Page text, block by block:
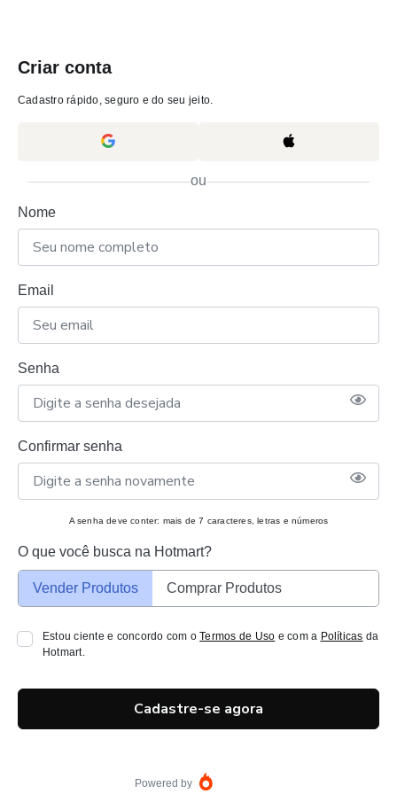
Criar conta
Cadastro rápido, seguro e do seu jeito.
ou
Nome
Email
Senha
Confirmar senha
A senha deve conter: mais de 7 caracteres, letras e números
O que você busca na Hotmart?
Vender Produtos Comprar Produtos
Estou ciente e concordo com oTermos de Uso e com a Políticas da
Hotmart.
Cadastre-se agora
Powered by